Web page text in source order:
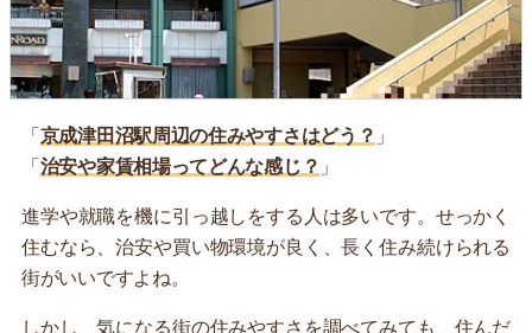
「 京成津田沼駅周辺の住みやすさはどう？ 」
「 治安や家賃相場ってどんな感じ？ 」
進学や就職を機に引っ越しをする人は多いです。せっかく
住むなら、治安や買い物環境が良く、長く住み続けられる
街がいいですよね。
しかし、気になる街の住みやすさを調べてみても、住んだ